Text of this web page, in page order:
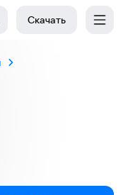
Скачать